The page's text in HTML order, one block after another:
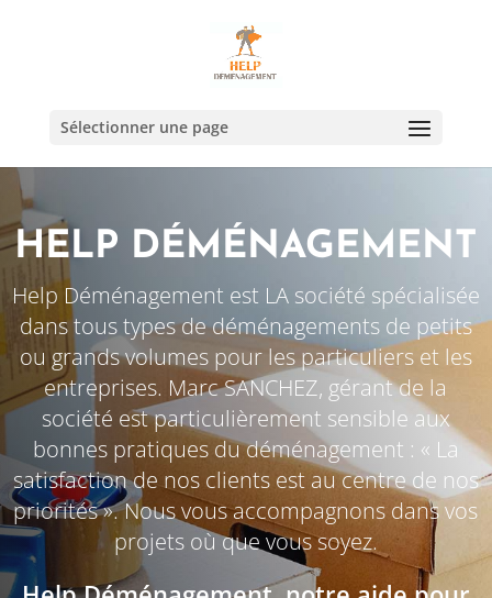
Sélectionner une page
HELP DÉMÉNAGEMENT
Help Déménagement est LA société spécialisée
dans tous types de déménagements de petits
ou grands volumes pour les particuliers et les
entreprises. Marc SANCHEZ, gérant de la
société est particulièrement sensible aux
bonnes pratiques du déménagement : « La
satisfaction de nos clients est au centre de nos
priorités ». Nous vous accompagnons dans vos
projets où que vous soyez.